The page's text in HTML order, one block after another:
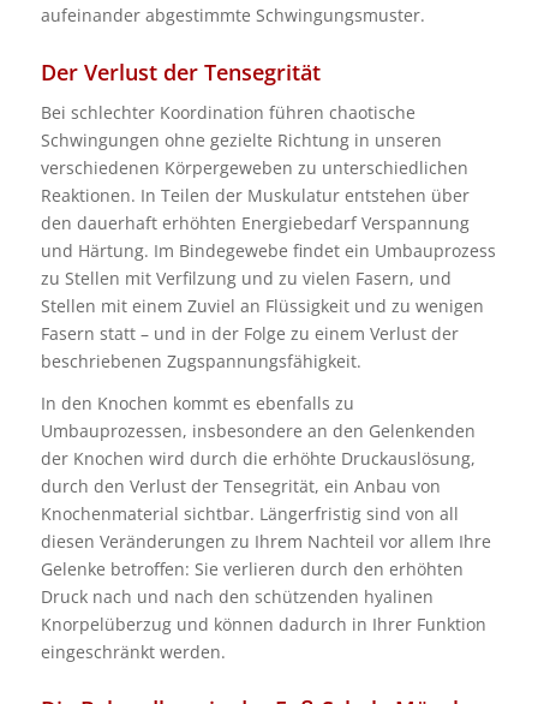
aufeinander abgestimmte Schwingungsmuster.
Der Verlust der Tensegrität
Bei schlechter Koordination führen chaotische
Schwingungen ohne gezielte Richtung in unseren
verschiedenen Körpergeweben zu unterschiedlichen
Reaktionen. In Teilen der Muskulatur entstehen über
den dauerhaft erhöhten Energiebedarf Verspannung
und Härtung. Im Bindegewebe findet ein Umbauprozess
zu Stellen mit Verfilzung und zu vielen Fasern, und
Stellen mit einem Zuviel an Flüssigkeit und zu wenigen
Fasern statt – und in der Folge zu einem Verlust der
beschriebenen Zugspannungsfähigkeit.
In den Knochen kommt es ebenfalls zu
Umbauprozessen, insbesondere an den Gelenkenden
der Knochen wird durch die erhöhte Druckauslösung,
durch den Verlust der Tensegrität, ein Anbau von
Knochenmaterial sichtbar. Längerfristig sind von all
diesen Veränderungen zu Ihrem Nachteil vor allem Ihre
Gelenke betroffen: Sie verlieren durch den erhöhten
Druck nach und nach den schützenden hyalinen
Knorpelüberzug und können dadurch in Ihrer Funktion
eingeschränkt werden.